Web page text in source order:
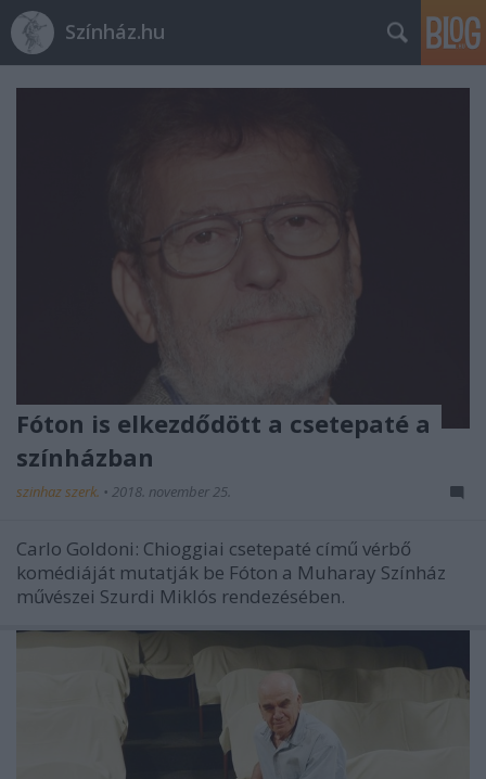
Színház.hu
Fóton is elkezdődött a csetepaté a
színházban
szinhaz szerk. • 2018. november 25.
Carlo Goldoni: Chioggiai csetepaté című vérbő
komédiáját mutatják be Fóton a Muharay Színház
művészei Szurdi Miklós rendezésében.